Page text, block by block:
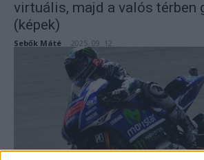
virtuális, majd a valós térben
(képek)
Sebők Máté 2025. 09. 12.